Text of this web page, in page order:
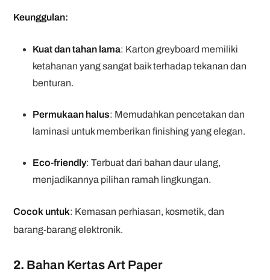
Keunggulan:
Kuat dan tahan lama: Karton greyboard memiliki
ketahanan yang sangat baik terhadap tekanan dan
benturan.
Permukaan halus: Memudahkan pencetakan dan
laminasi untuk memberikan finishing yang elegan.
Eco-friendly: Terbuat dari bahan daur ulang,
menjadikannya pilihan ramah lingkungan.
Cocok untuk: Kemasan perhiasan, kosmetik, dan
barang-barang elektronik.
2. Bahan Kertas Art Paper